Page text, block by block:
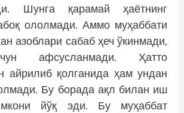
Шунга қарамай ҳаётнинг
ололмади. Аммо муҳаббати
азоблари сабаб ҳеч ўкинмади,
афсусланмади. Ҳатто
айрилиб қолганида ҳам ундан
Бу борада ақл билан иш
йўқ эди. Бу муҳаббат